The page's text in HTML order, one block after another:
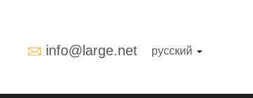
info@large.net русский